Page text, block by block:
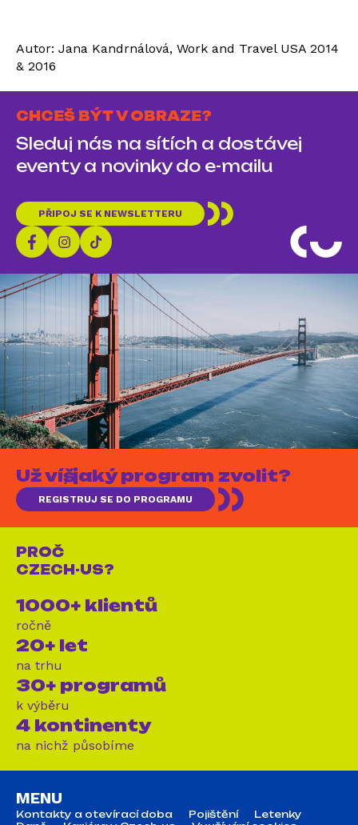
Autor: Jana Kandrnálová, Work and Travel USA 2014
& 2016
CHCEŠ BÝT V OBRAZE?
Sleduj nás na sítích a dostávej
eventy a novinky do e-mailu
PŘIPOJ SE K NEWSLETTERU
Už víš, jaký program zvolit?
REGISTRUJ SE DO PROGRAMU
PROČ
CZECH-US?
1000+ klientů
ročně
20+ let
na trhu
30+ programů
k výběru
4 kontinenty
na nichž působíme
MENU
Kontakty a otevírací doba Pojištění
Letenky